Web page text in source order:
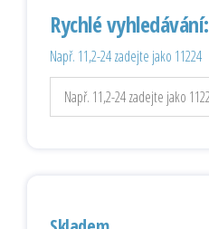
Rychlé vyhledávání:
Např. 11,2-24 zadejte jako 11224